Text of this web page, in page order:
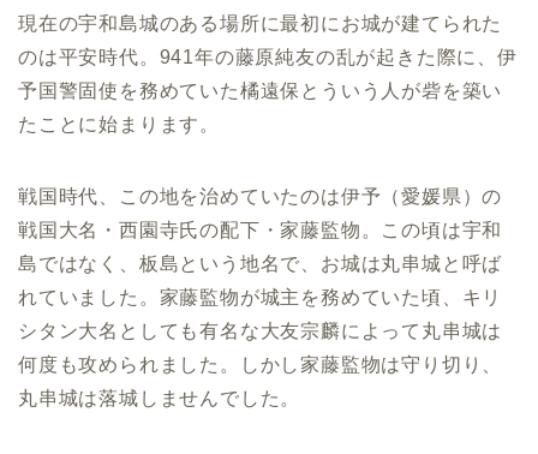
現在の宇和島城のある場所に最初にお城が建てられた
のは平安時代。941年の藤原純友の乱が起きた際に、伊
予国警固使を務めていた橘遠保とういう人が砦を築い
たことに始まります。
戦国時代、この地を治めていたのは伊予（愛媛県）の
戦国大名・西園寺氏の配下・家藤監物。この頃は宇和
島ではなく、板島という地名で、お城は丸串城と呼ば
れていました。家藤監物が城主を務めていた頃、キリ
シタン大名としても有名な大友宗麟によって丸串城は
何度も攻められました。しかし家藤監物は守り切り、
丸串城は落城しませんでした。